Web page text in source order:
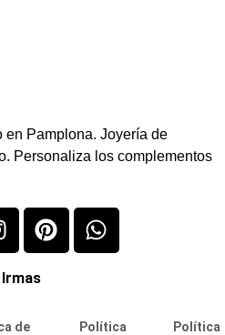
en Pamplona. Joyería de
Personaliza los complementos
Irmas
de Política Política